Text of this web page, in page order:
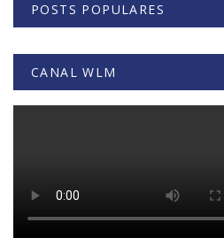
POSTS POPULARES
CANAL WLM